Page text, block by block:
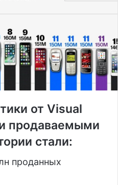
от Visual
продаваемыми
стали:
проданных